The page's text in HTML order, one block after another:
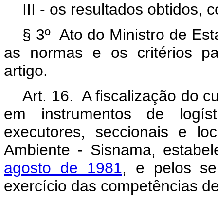
III - os resultados obtidos,
§ 3º Ato do Ministro de
as normas e os critérios
artigo.
Art. 16. A fiscalização do
em instrumentos de
executores, seccionais e
Ambiente - Sisnama,
agosto de 1981, e pelos
exercício das competências